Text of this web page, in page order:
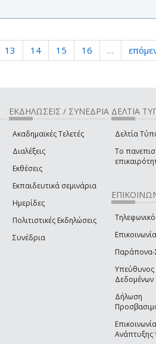
13 14 15 16 …
ΕΚΔΗΛΩΣΕΙΣ / ΣΥΝΕΔΡΙΑ
Ακαδημαϊκές Τελετές
Διαλέξεις
Εκθέσεις
Εκπαιδευτικά σεμινάρια
Ημερίδες
Πολιτιστικές Εκδηλώσεις
Συνέδρια
ΔΕΛΤΙΑ
Δελτία
Το
Επικοινωνία
Παράπονα-
Δεδομένων
Δήλωση
Ανάπτυξης